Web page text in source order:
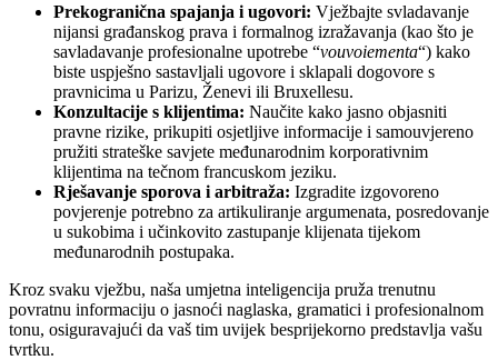
Prekogranična spajanja i ugovori: Vježbajte svladavanje
nijansi građanskog prava i formalnog izražavanja (kao što je
savladavanje profesionalne upotrebe “vouvoiementa“) kako
biste uspješno sastavljali ugovore i sklapali dogovore s
pravnicima u Parizu, Ženevi ili Bruxellesu.
Konzultacije s klijentima: Naučite kako jasno objasniti
pravne rizike, prikupiti osjetljive informacije i samouvjereno
pružiti strateške savjete međunarodnim korporativnim
klijentima na tečnom francuskom jeziku.
Rješavanje sporova i arbitraža: Izgradite izgovoreno
povjerenje potrebno za artikuliranje argumenata, posredovanje
u sukobima i učinkovito zastupanje klijenata tijekom
međunarodnih postupaka.
Kroz svaku vježbu, naša umjetna inteligencija pruža trenutnu
povratnu informaciju o jasnoći naglaska, gramatici i profesionalnom
tonu, osiguravajući da vaš tim uvijek besprijekorno predstavlja vašu
tvrtku.